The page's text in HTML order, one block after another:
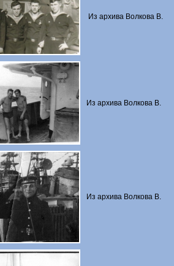
Из архива Волкова В.
Из архива Волкова В.
Из архива Волкова В.